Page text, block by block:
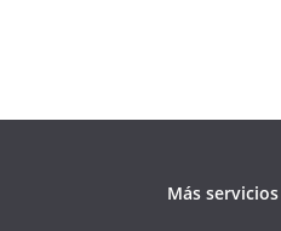
Más servicios